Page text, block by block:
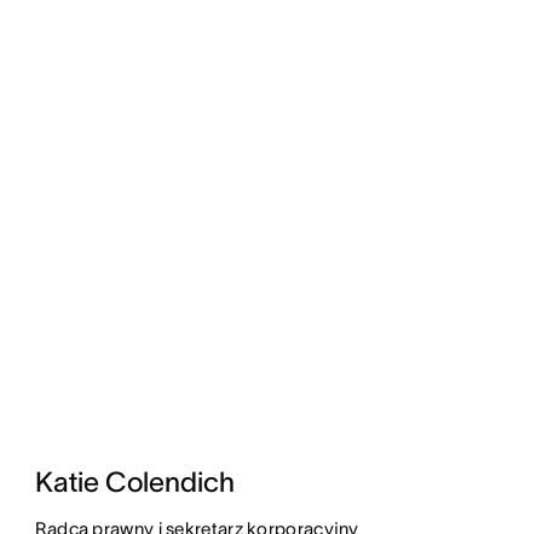
Katie Colendich
Radca prawny i sekretarz korporacyjny